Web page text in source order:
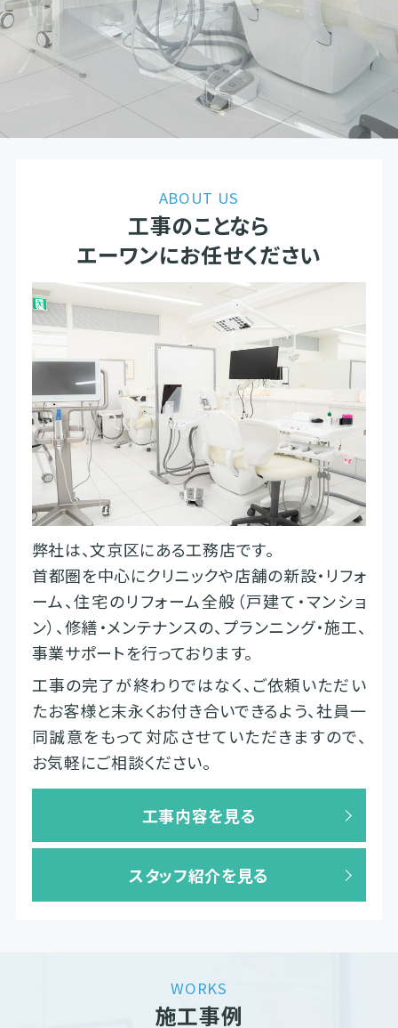
ABOUT US
工事のことなら
エーワンにお任せください
弊社は、文京区にある工務店です。
首都圏を中心にクリニックや店舗の新設・リフォ
ーム、住宅のリフォーム全般（戸建て・マンショ
ン）、修繕・メンテナンスの、プランニング・施工、
事業サポートを行っております。
工事の完了が終わりではなく、ご依頼いただい
たお客様と末永くお付き合いできるよう、社員一
同誠意をもって対応させていただきますので、
お気軽にご相談ください。
工事内容を見る
スタッフ紹介を見る
WORKS
施工事例